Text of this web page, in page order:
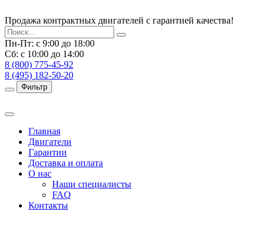
Продажа контрактных двигателей с гарантией качества!
Пн-Пт: с 9:00 до 18:00
Сб: с 10:00 до 14:00
8 (800) 775-45-92
8 (495) 182-50-20
Фильтр
Главная
Двигатели
Гарантии
Доставка и оплата
О нас
Наши специалисты
FAQ
Контакты